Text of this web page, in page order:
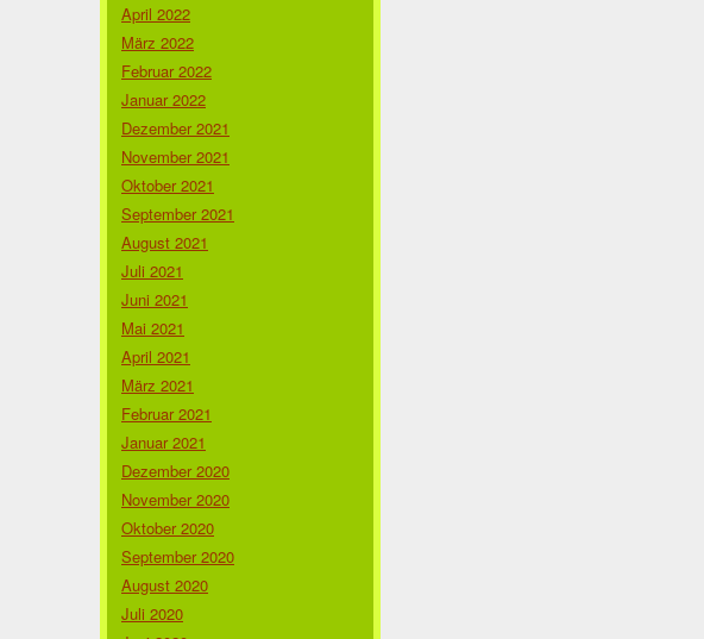
April 2022
März 2022
Februar 2022
Januar 2022
Dezember 2021
November 2021
Oktober 2021
September 2021
August 2021
Juli 2021
Juni 2021
Mai 2021
April 2021
März 2021
Februar 2021
Januar 2021
Dezember 2020
November 2020
Oktober 2020
September 2020
August 2020
Juli 2020